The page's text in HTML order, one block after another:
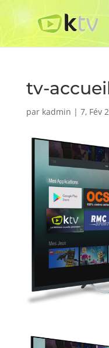
tv-
par kadmin | 7, Fév